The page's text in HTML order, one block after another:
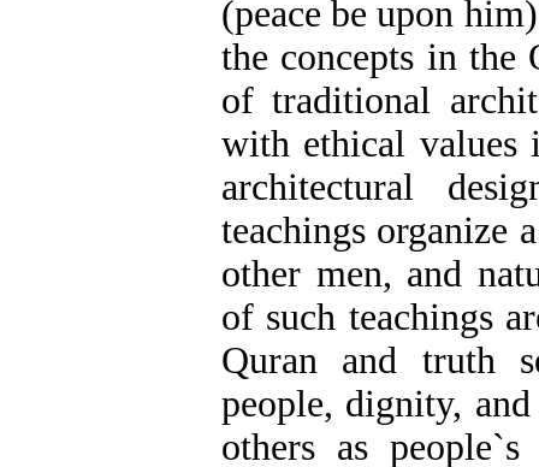
(peace be upon
the concepts in the
of traditional
with ethical values
architectural
teachings organize
other men, and
of such teachings
Quran and truth
people, dignity,
others as